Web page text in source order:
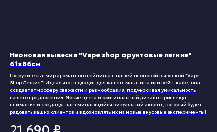
Неоновая вывеска "Vape shop фруктовые легкие"
61х86см
Погрузитесь в мир ароматного вейпинга с нашей неоновой вывеской "Vape
Shop Легкие"! Идеально подходит для вашего магазина или вейп-кафе, она
создает атмосферу свежести и разнообразия, подчеркивая уникальность
вашего предложения. Яркие цвета и оригинальный дизайн привлекут
внимание и создадут запоминающийся визуальный акцент, который будет
радовать ваших клиентов и вдохновлять их на новые вкусовые эксперименты!